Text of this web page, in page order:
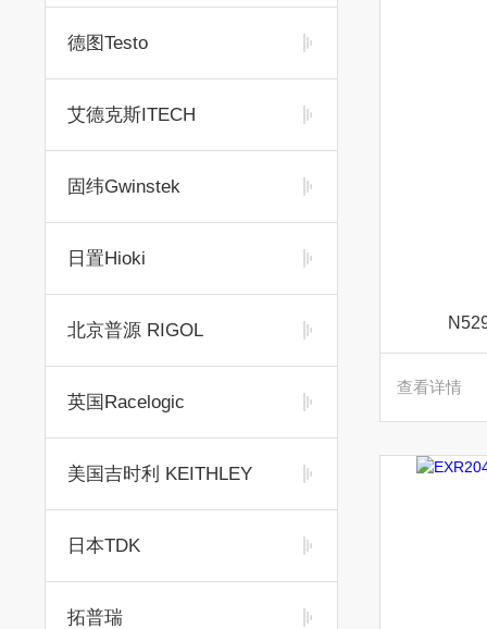
德图Testo
艾德克斯ITECH
固纬Gwinstek
日置Hioki
北京普源 RIGOL
英国Racelogic
美国吉时利 KEITHLEY
日本TDK
拓普瑞
查看详情